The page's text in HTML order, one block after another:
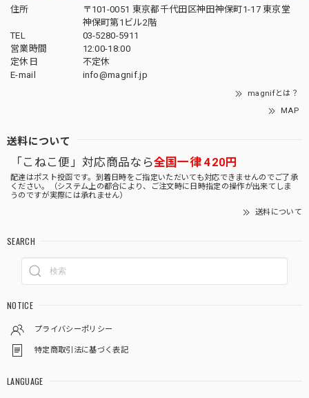
住所
〒101-0051 東京都千代田区神田神保町1-17 東京堂
神保町第1ビル2階
TEL
03-5280-5911
営業時間
12:00-18:00
定休日
不定休
E-mail
info@magnif.jp
magnifとは？
MAP
送料について
「こねこ便」対応商品なら全国一律 420円
配達はポスト投函です。到着日時をご指定いただいても対応できませんのでご了承
ください。（システム上の都合により、ご注文時に日時指定の操作が出来てしま
うのですが実際には承れません）
送料について
SEARCH
NOTICE
プライバシーポリシー
特定商取引法に基づく表記
LANGUAGE